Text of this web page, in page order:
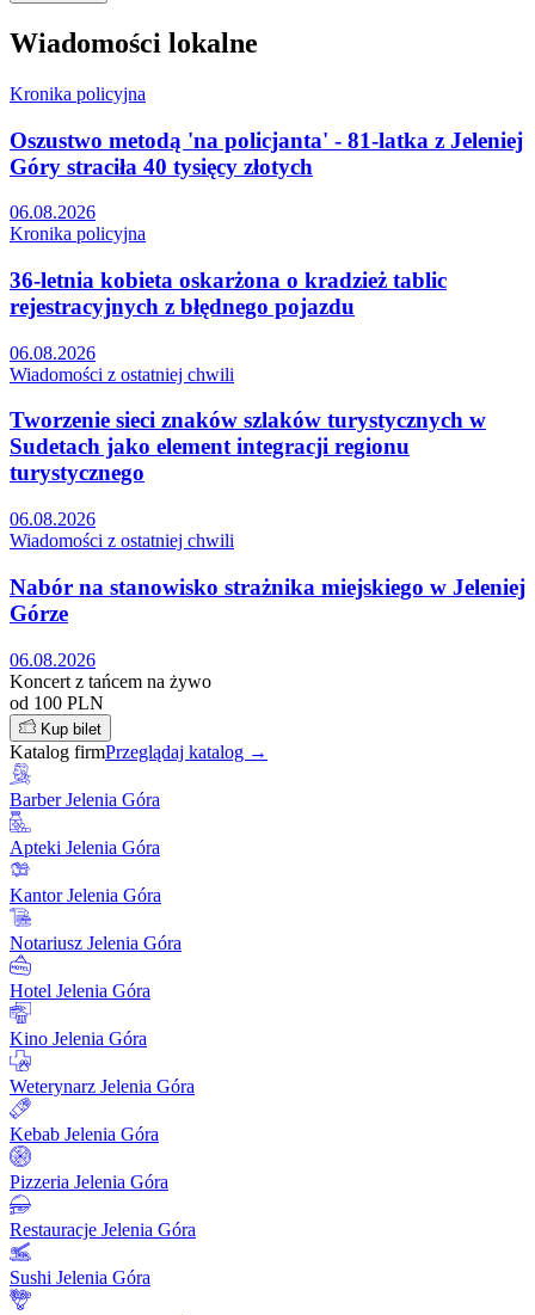
Wiadomości lokalne
Kronika policyjna
Oszustwo metodą 'na policjanta' - 81-latka z Jeleniej
Góry straciła 40 tysięcy złotych
06.08.2026
Kronika policyjna
36-letnia kobieta oskarżona o kradzież tablic
rejestracyjnych z błędnego pojazdu
06.08.2026
Wiadomości z ostatniej chwili
Tworzenie sieci znaków szlaków turystycznych w
Sudetach jako element integracji regionu
turystycznego
06.08.2026
Wiadomości z ostatniej chwili
Nabór na stanowisko strażnika miejskiego w Jeleniej
Górze
06.08.2026
Koncert z tańcem na żywo
od 100 PLN
Kup bilet
Katalog firmPrzeglądaj katalog →
Barber Jelenia Góra
Apteki Jelenia Góra
Kantor Jelenia Góra
Notariusz Jelenia Góra
Hotel Jelenia Góra
Kino Jelenia Góra
Weterynarz Jelenia Góra
Kebab Jelenia Góra
Pizzeria Jelenia Góra
Restauracje Jelenia Góra
Sushi Jelenia Góra